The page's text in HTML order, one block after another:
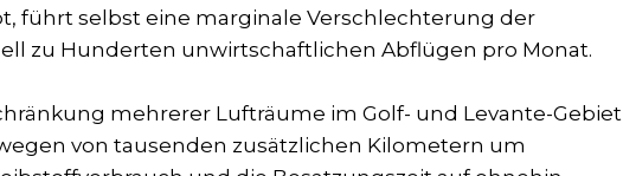
führt selbst eine marginale Verschlechterung der
zu Hunderten unwirtschaftlichen Abflügen pro Monat.
mehrerer Lufträume im Golf- und Levante-Gebiet
von tausenden zusätzlichen Kilometern um